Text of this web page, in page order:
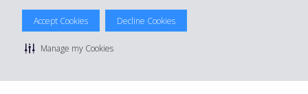
Accept Cookies Decline Cookies
Manage my Cookies
© 2026 The Hertz System, Inc.
Politique de confidentialité
Conditions de location |